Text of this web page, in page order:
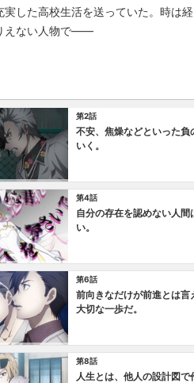
した高校生活を送っていた。時は
えない人物で――
第2話
不安、焦燥などといった
いく。
第4話
自分の存在を認めない人
い。
第6話
前向きなだけが前進とは
大切な一歩だ。
第8話
人生とは、他人の設計図